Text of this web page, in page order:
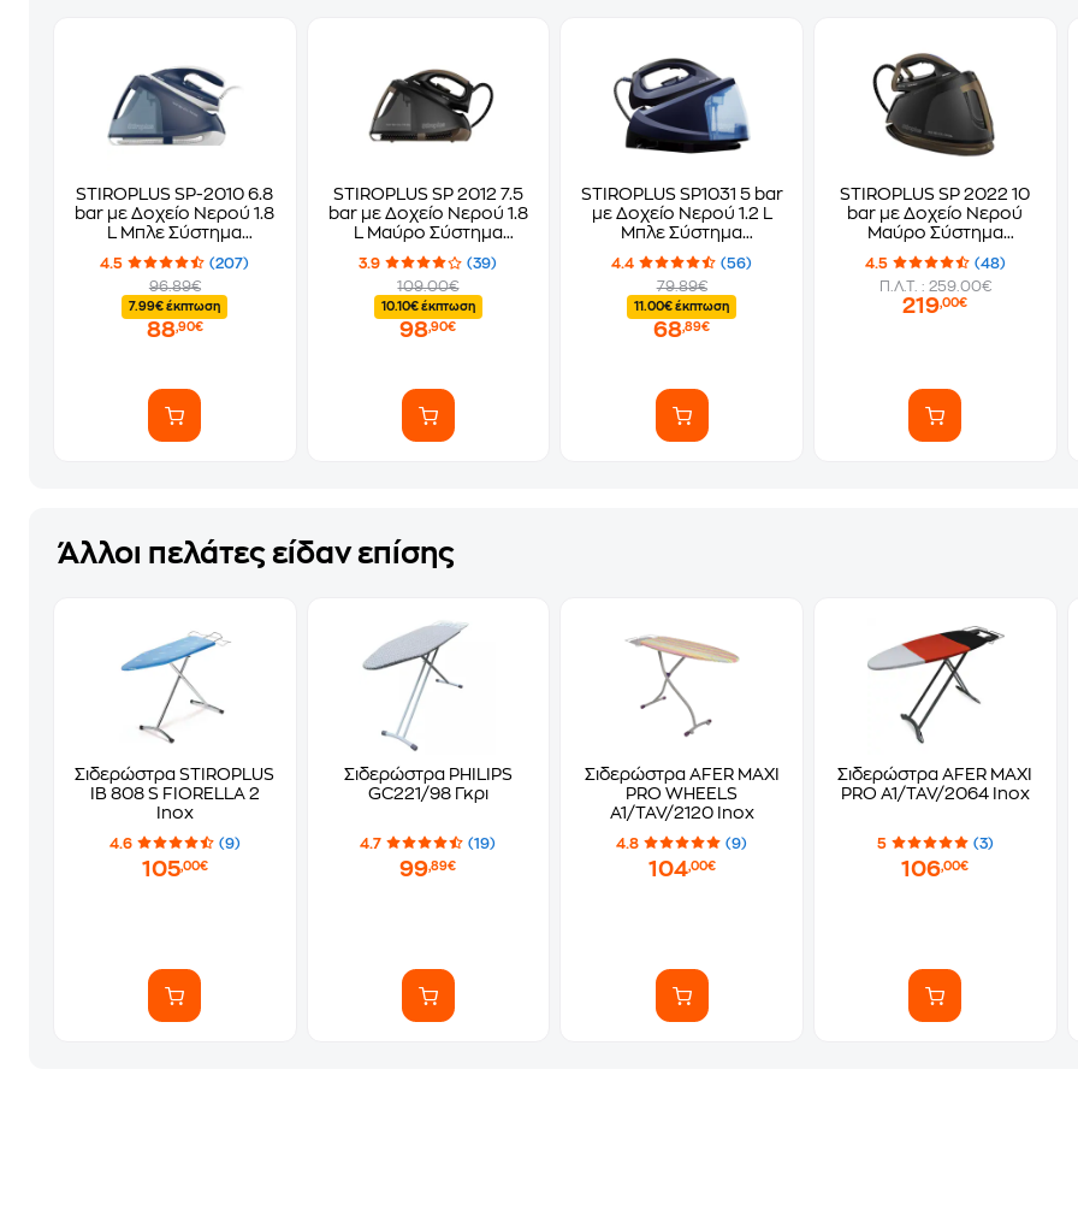
STIROPLUS SP-2010 6.8
bar με Δοχείο Nερού 1.8
L Μπλε Σύστημα
Σιδερώματος
4.5
(207)
96.89€
7.99€ έκπτωση
88,90€
STIROPLUS SP 2012 7.5
bar με Δοχείο Νερού 1.8
L Μαύρο Σύστημα
Σιδερώματος
3.9
(39)
109.00€
10.10€ έκπτωση
98,90€
STIROPLUS SP1031 5 bar
με Δοχείο Νερού 1.2 L
Μπλε Σύστημα
Σιδερώματος
4.4
(56)
79.89€
11.00€ έκπτωση
68,89€
STIROPLUS SP 2022 10
bar με Δοχείο Νερού
Μαύρο Σύστημα
Σιδερώματος
4.5
(48)
Π.Λ.Τ. : 259.00€
219,00€
Άλλοι πελάτες είδαν επίσης
Σιδερώστρα STIROPLUS
IB 808 S FIORELLA 2
Inox
4.6 (9)
105,00€
Σιδερώστρα PHILIPS
GC221/98 Γκρι
4.7 (19)
99,89€
Σιδερώστρα AFER MAXI
PRO WHEELS
A1/TAV/2120 Inox
4.8 (9)
104,00€
Σιδερώστρα AFER MAXI
PRO A1/TAV/2064 Inox
5 (3)
106,00€